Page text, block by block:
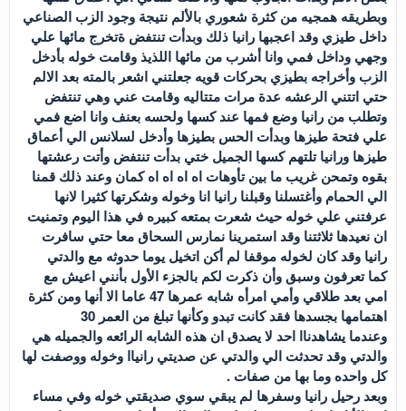
وبطريقه همجيه من كثرة شعوري بالألم نتيجة وجود الزب الصناعي
داخل طيزي وقد اعجبها رانيا ذلك وبدأت تنتفض ةتخرج مائها علي
وجهي وداخل فمي وانا أشرب من مائها اللذيذ وقامت خوله بأدخل
الزب وأخراجه بطيزي بحركات قويه جعلتني اشعر بالمته بعد الالم
حتي اتتني الرعشه عدة مرات متتاليه وقامت عني وهي تنتفض
وتطلب من رانيا وضع فمها عند كسها ولحسه بعنف وانا اضع فمي
علي فتحة طيزها وبدأت الحس بطيزها وأدخل لسلانس الي أعماق
طيزها ورانيا تلتهم كسها الجميل ختي بدأت تنتفض وأتت رعشتها
بقوه وتمحن غريب ما بين تأوهات اه اه اه اه كمان وعند ذلك قمنا
الي الحمام وأغتسلنا وقبلنا رانيا انا وخوله وشكرتها كثيرا لانها
عرفتني علي خوله حيث شعرت بمتعه كبيره في هذا اليوم وتمنيت
ان نعيدها ثلاثتنا وقد استمرينا نمارس السحاق معا حتي سافرت
رانيا وقد كان لخوله موقفا لم أكن اتخيل يوما حدوثه مع والدتي
كما تعرفون وسبق وأن ذكرت لكم بالجزء الأول بأنني اعيش مع
امي بعد طلاقي وأمي امرأه شابه عمرها 47 عاما الا أنها ومن كثرة
اهتمامها بجسدها فقد كانت تبدو وكأنها تبلغ من العمر 30
وعندما يشاهدناا احد لا يصدق ان هذه الشابه الرائعه والجميله هي
والدتي وقد تحدثت الي والدتي عن صديتي رانياا وخوله ووصفت لها
كل واحده وما بها من صفات .
وبعد رحيل رانيا وسفرها لم يبقي سوي صديقتي خوله وفي مساء